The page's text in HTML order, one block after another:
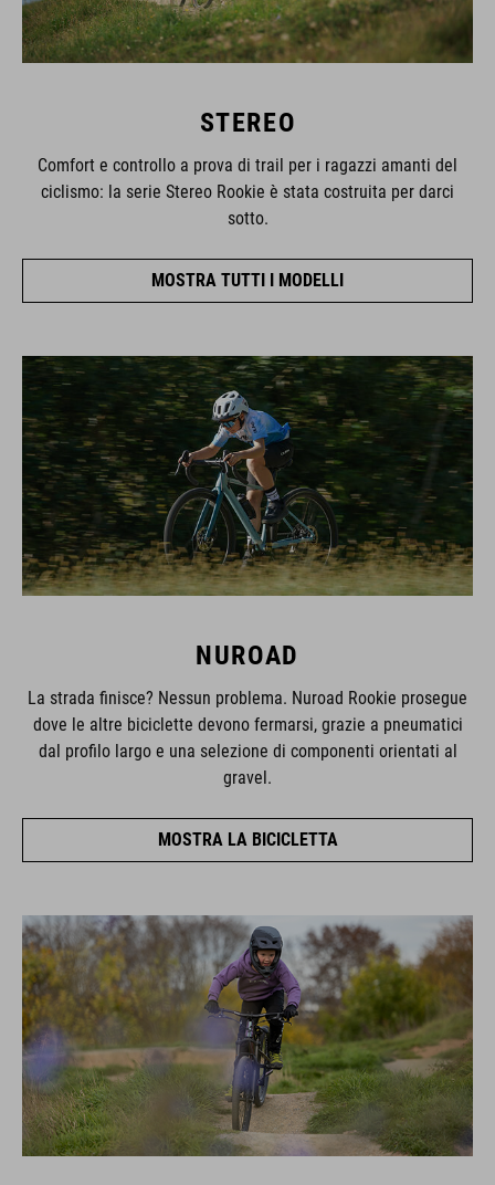
STEREO
Comfort e controllo a prova di trail per i ragazzi amanti del
ciclismo: la serie Stereo Rookie è stata costruita per darci
sotto.
MOSTRA TUTTI I MODELLI
NUROAD
La strada finisce? Nessun problema. Nuroad Rookie prosegue
dove le altre biciclette devono fermarsi, grazie a pneumatici
dal profilo largo e una selezione di componenti orientati al
gravel.
MOSTRA LA BICICLETTA